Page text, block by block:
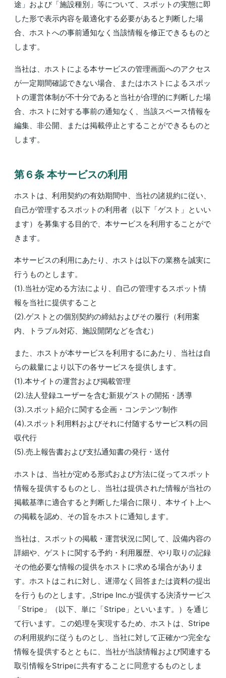
途」および「施設種別」等について、スポットの実態に即
した形で表示内容を最適化する必要があると判断した場
合、ホストへの事前通知なく当該情報を修正できるものと
します。
当社は、ホストによる本サービスの管理画面へのアクセス
が一定期間確認できない場合、またはホストによるスポッ
トの運営体制が不十分であると当社が合理的に判断した場
合、ホストに対する事前の通知なく、当該スペース情報を
編集、非公開、または掲載停止とすることができるものと
します。
第６条 本サービスの利⽤
ホストは、利用契約の有効期間中、当社の諸規約に従い、
自己が管理するスポットの利用者（以下「ゲスト」といい
ます）を募集する目的で、本サービスを利用することがで
きます。
本サービスの利用にあたり、ホストは以下の業務を誠実に
行うものとします。
(1).当社が定める方法により、自己の管理するスポット情
報を当社に提供すること
(2).ゲストとの個別契約の締結およびその履行（利用案
内、トラブル対応、施設開閉などを含む）
また、ホストが本サービスを利用するにあたり、当社は自
らの裁量により以下の各サービスを提供します。
(1).本サイトの運営および掲載管理
(2).法人登録ユーザーを含む新規ゲストの開拓・誘導
(3).スポット紹介に関する企画・コンテンツ制作
(4).スポット利用料およびそれに付随するサービス料の回
収代行
(5).売上報告書および支払通知書の発行・送付
ホストは、当社が定める形式および方法に従ってスポット
情報を提供するものとし、当社は提供された情報が当社の
掲載基準に適合すると判断した場合に限り、本サイト上へ
の掲載を認め、その旨をホストに通知します。
当社は、スポットの掲載・運営状況に関して、設備内容の
詳細や、ゲストに関する予約・利用履歴、やり取りの記録
その他必要な情報の提供をホストに求める場合がありま
す。ホストはこれに対し、遅滞なく回答または資料の提出
を行うものとします。,Stripe Inc.が提供する決済サービス
「Stripe」（以下、単に「Stripe」といいます。）を通じ
て行います。この処理を実現するため、ホストは、Stripe
の利用規約に従うものとし、当社に対して正確かつ完全な
情報を提供するとともに、当社が当該情報および関連する
取引情報をStripeに共有することに同意するものとしま